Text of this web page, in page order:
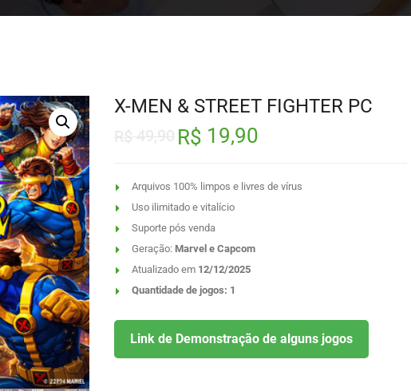
X-MEN & STREET FIGHTER PC
R$49,90 R$ 19,90
Arquivos 100% limpos e livres de vírus
Uso ilimitado e vitalício
Suporte pós venda
Geração: Marvel e Capcom
Atualizado em 12/12/2025
Quantidade de jogos: 1
Link de Demonstração de alguns jogos